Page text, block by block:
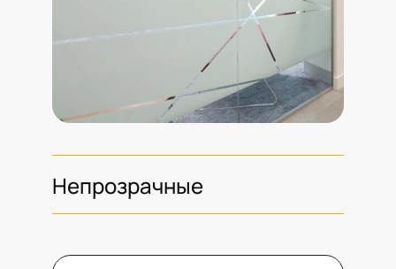
Непрозрачные